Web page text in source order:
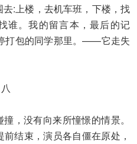
:上楼，去机车班，下楼，找
谁。我的留言本，最后的记
打包的同学那里。——它走失
八
没有向来所憧憬的情景。
结束，演员各自僵在原处，